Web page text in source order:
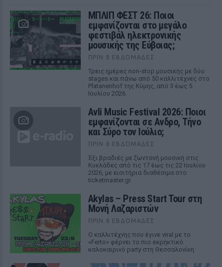
ΜΠΛΙΠ ΦΕΣΤ 26: Ποιοι
εμφανίζονται στο μεγάλο
φεστιβάλ ηλεκτρονικής
μουσικής της Εύβοιας;
ΠΡΙΝ 8 ΕΒΔΟΜΆΔΕΣ
Τρεις ημέρες non-stop μουσικής με δύο
stages και πάνω από 50 καλλιτέχνες στο
Platanenhof της Κύμης, από 3 έως 5
Ιουλίου 2026.
Avli Music Festival 2026: Ποιοι
εμφανίζονται σε Ανδρο, Τήνο
και Σύρο τον Ιούλιο;
ΠΡΙΝ 8 ΕΒΔΟΜΆΔΕΣ
Έξι βραδιές με ζωντανή μουσική στις
Κυκλάδες από τις 17 έως τις 22 Ιουλίου
2026, με εισιτήρια διαθέσιμα στο
ticketmaster.gr.
Akylas – Press Start Tour στη
Μονή Λαζαριστών
ΠΡΙΝ 8 ΕΒΔΟΜΆΔΕΣ
Ο καλλιτέχνης που έγινε viral με το
«Ferto» φέρνει το πιο εκρηκτικό
καλοκαιρινό party στη Θεσσαλονίκη